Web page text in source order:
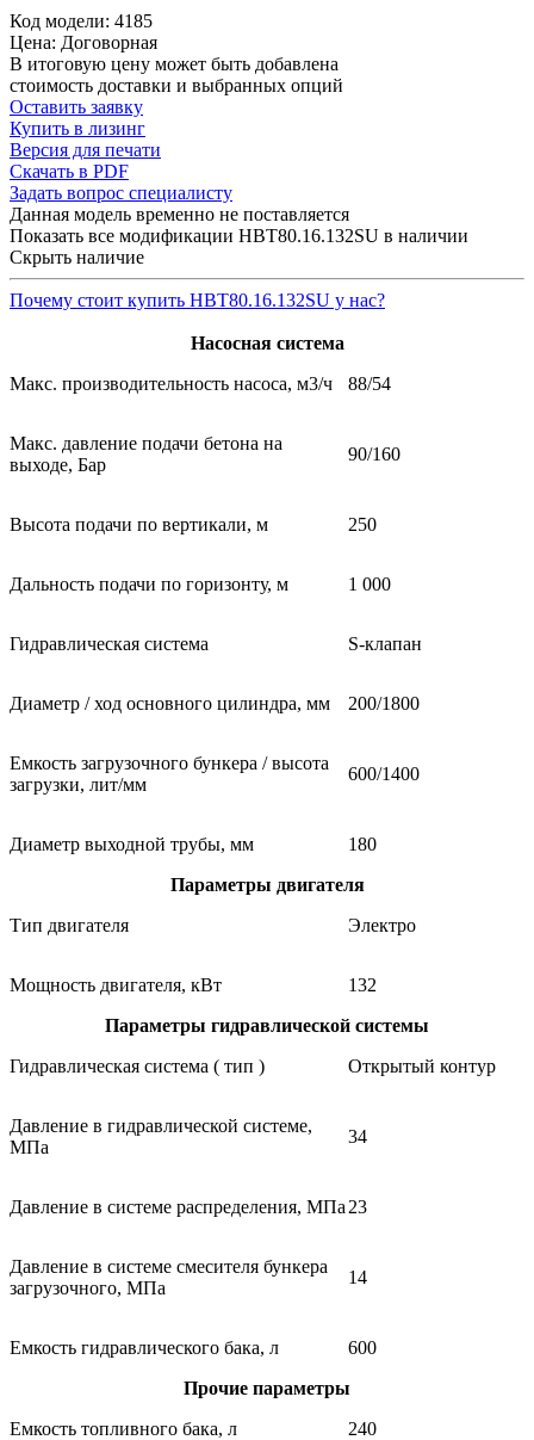
Код модели: 4185
Цена: Договорная
В итоговую цену может быть добавлена
стоимость доставки и выбранных опций
Оставить заявку
Купить в лизинг
Версия для печати
Скачать в PDF
Задать вопрос специалисту
Данная модель временно не поставляется
Показать все модификации HBT80.16.132SU в наличии
Скрыть наличие
Почему стоит купить HBT80.16.132SU у нас?
Насосная система
Макс. производительность насоса, м3/ч
88/54
Макс. давление подачи бетона на
выходе, Бар
90/160
Высота подачи по вертикали, м 250
Дальность подачи по горизонту, м 1 000
Гидравлическая система S-клапан
Диаметр / ход основного цилиндра, мм 200/1800
Емкость загрузочного бункера / высота
загрузки, лит/мм
600/1400
Диаметр выходной трубы, мм
180
Параметры двигателя
Тип двигателя
Электро
Мощность двигателя, кВт
132
Параметры гидравлической системы
Гидравлическая система ( тип )
Открытый контур
Давление в гидравлической системе,
МПа
34
Давление в системе распределения, МПа 23
Давление в системе смесителя бункера
загрузочного, МПа
14
Емкость гидравлического бака, л
600
Прочие параметры
Емкость топливного бака, л
240